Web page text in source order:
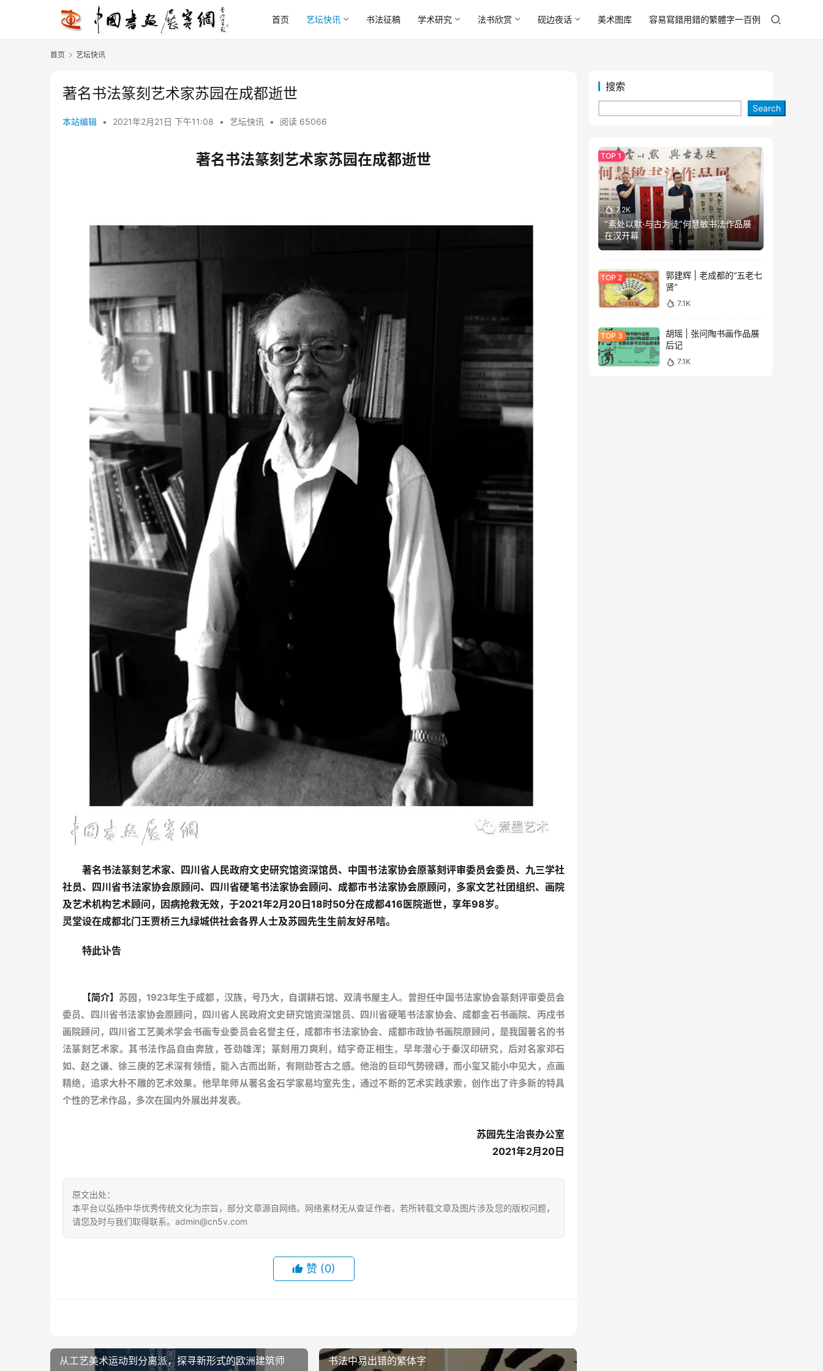
首页 艺坛快讯 书法征稿 学术研究 法书欣赏 砚边夜话 美术图库 容易寫錯用錯的繁體字一百例
首页 艺坛快讯
著名书法篆刻艺术家苏园在成都逝世
本站编辑 • 2021年2月21日 下午11:08 • 艺坛快讯 • 阅读 65066
著名书法篆刻艺术家苏园在成都逝世
著名书法篆刻艺术家、四川省人民政府文史研究馆资深馆员、中国书法家协会原篆刻评审委员会委员、九三学社
社员、四川省书法家协会原顾问、四川省硬笔书法家协会顾问、成都市书法家协会原顾问，多家文艺社团组织、画院
及艺术机构艺术顾问，因病抢救无效，于2021年2月20日18时50分在成都416医院逝世，享年98岁。
灵堂设在成都北门王贾桥三九绿城供社会各界人士及苏园先生生前友好吊唁。
特此讣告
【简介】 苏园，1923年生于成都，汉族，号乃大，自谓耕石馆、双清书屋主人。曾担任中国书法家协会篆刻评审委员会
委员、四川省书法家协会原顾问，四川省人民政府文史研究馆资深馆员、四川省硬笔书法家协会、成都金石书画院、丙戍书
画院顾问，四川省工艺美术学会书画专业委员会名誉主任，成都市书法家协会、成都市政协书画院原顾问，是我国著名的书
法篆刻艺术家。其书法作品自由奔放，苍劲雄浑；篆刻用刀爽利，结字奇正相生。早年潜心于秦汉印研究，后对名家邓石
如、赵之谦、徐三庚的艺术深有领悟，能入古而出新，有刚劲苍古之感。他治的巨印气势磅礴，而小玺又能小中见大，点画
精绝，追求大朴不雕的艺术效果。他早年师从著名金石学家易均室先生，通过不断的艺术实践求索，创作出了许多新的特具
个性的艺术作品，多次在国内外展出并发表。
苏园先生治丧办公室
2021年2月20日
原文出处：
本平台以弘扬中华优秀传统文化为宗旨，部分文章源自网络。网络素材无从查证作者，若所转载文章及图片涉及您的版权问题，
请您及时与我们取得联系。admin@cn5v.com
赞 (0)
从工艺美术运动到分离派，探寻新形式的欧洲建筑师 书法中易出错的繁体字
搜索
Search
7.2K
“素处以默·与古为徒”何慧敏书法作品展
在汉开幕
郭建辉 | 老成都的“五老七
贤”
7.1K
胡瑶 | 张问陶书画作品展
后记
7.1K